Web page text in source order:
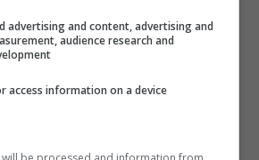
advertising and content, advertising and
audience research and
access information on a device